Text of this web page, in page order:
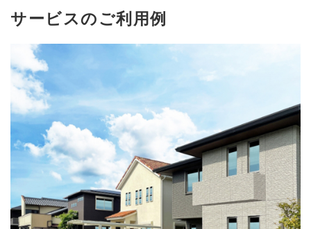
サービスのご利用例